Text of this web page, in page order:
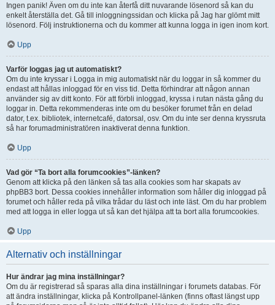
Ingen panik! Även om du inte kan återfå ditt nuvarande lösenord så kan du
enkelt återställa det. Gå till inloggningssidan och klicka på Jag har glömt mitt
lösenord. Följ instruktionerna och du kommer att kunna logga in igen inom kort.
Upp
Varför loggas jag ut automatiskt?
Om du inte kryssar i Logga in mig automatiskt när du loggar in så kommer du
endast att hållas inloggad för en viss tid. Detta förhindrar att någon annan
använder sig av ditt konto. För att förbli inloggad, kryssa i rutan nästa gång du
loggar in. Detta rekommenderas inte om du besöker forumet från en delad
dator, t.ex. bibliotek, internetcafé, datorsal, osv. Om du inte ser denna kryssruta
så har forumadministratören inaktiverat denna funktion.
Upp
Vad gör “Ta bort alla forumcookies”-länken?
Genom att klicka på den länken så tas alla cookies som har skapats av
phpBB3 bort. Dessa cookies innehåller information som håller dig inloggad på
forumet och håller reda på vilka trådar du läst och inte läst. Om du har problem
med att logga in eller logga ut så kan det hjälpa att ta bort alla forumcookies.
Upp
Alternativ och inställningar
Hur ändrar jag mina inställningar?
Om du är registrerad så sparas alla dina inställningar i forumets databas. För
att ändra inställningar, klicka på Kontrollpanel-länken (finns oftast längst upp